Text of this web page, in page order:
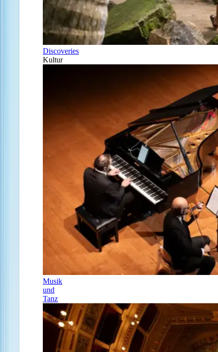
Discoveries
Kultur
Musik
und
Tanz